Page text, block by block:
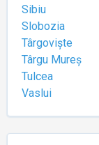
Sibiu
Slobozia
Târgoviște
Târgu Mureș
Tulcea
Vaslui